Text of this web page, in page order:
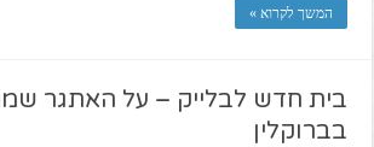
המשך לקרוא »
בית חדש לבלייק – על האתגר
בברוקלין